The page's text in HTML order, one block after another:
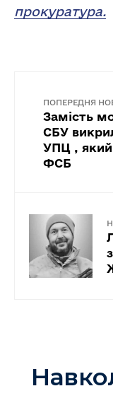
прокуратура.
ПОПЕРЕДНЯ
Замість
СБУ
УПЦ ,
ФСБ